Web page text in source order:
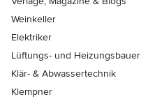
Weinkeller
Elektriker
Lüftungs- und Heizungsbauer
Klär- & Abwassertechnik
Klempner